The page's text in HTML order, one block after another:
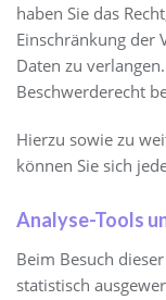
haben Sie das
Einschränkung der
Daten zu
Beschwerderecht
Hierzu sowie zu
können Sie sich
Analyse-Tools
Beim Besuch
statistisch